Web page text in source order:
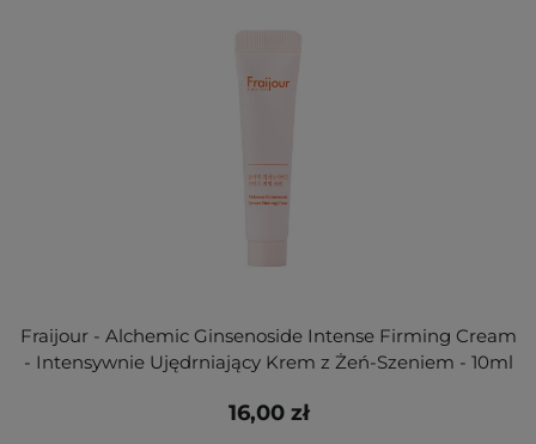
Fraijour - Alchemic Ginsenoside Intense Firming Cream
- Intensywnie Ujędrniający Krem z Żeń-Szeniem - 10ml
16,00 zł